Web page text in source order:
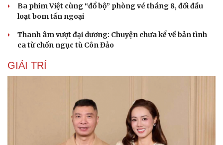
Văn học
Âm nhạc
Thời trang
Ba phim Việt cùng “đổ bộ” phòng vé tháng 8, đối đầu
loạt bom tấn ngoại
Thanh âm vượt đại dương: Chuyện chưa kể về bản tình
ca từ chốn ngục tù Côn Đảo
GIẢI TRÍ